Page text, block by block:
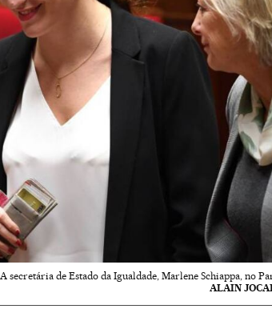
A secretária de Estado da Igualdade, Marlene Schiappa, no
ALAIN